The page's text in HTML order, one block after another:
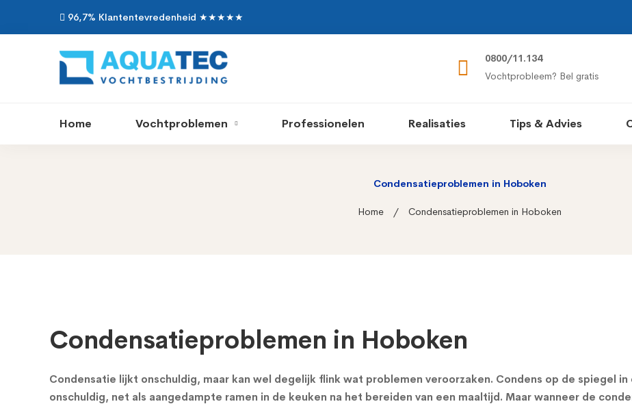
96,7% Klantentevredenheid ★★★★★
0800/11.134
Vochtprobleem? Bel gratis
Home Vochtproblemen Professionelen Realisaties Tips & Advies
Condensatieproblemen in Hoboken
Home Condensatieproblemen in Hoboken
Condensatieproblemen in Hoboken
Condensatie lijkt onschuldig, maar kan wel degelijk flink wat problemen veroorzaken. Condens op de spiegel in
onschuldig, net als aangedampte ramen in de keuken na het bereiden van een maaltijd. Maar wanneer de